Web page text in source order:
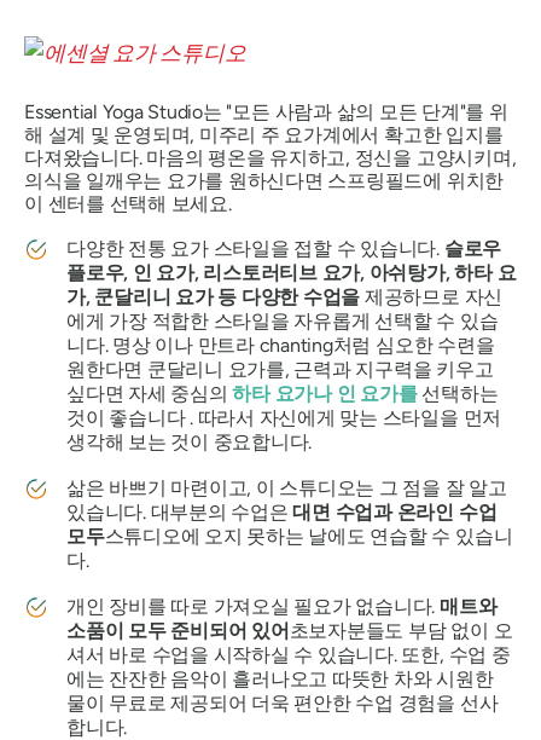
Essential Yoga Studio는 "모든 사람과 삶의 모든 단계"를 위
해 설계 및 운영되며, 미주리 주 요가계에서 확고한 입지를
다져왔습니다. 마음의 평온을 유지하고, 정신을 고양시키며,
의식을 일깨우는 요가를 원하신다면 스프링필드에 위치한
이 센터를 선택해 보세요.
다양한 전통 요가 스타일을 접할 수 있습니다. 슬로우
플로우, 인 요가, 리스토러티브 요가, 아쉬탕가, 하타 요
가, 쿤달리니 요가 등 다양한 수업을 제공하므로 자신
에게 가장 적합한 스타일을 자유롭게 선택할 수 있습
니다. 명상 이나 만트라 chanting처럼 심오한 수련을
원한다면 쿤달리니 요가를, 근력과 지구력을 키우고
싶다면 자세 중심의하타 요가나 인 요가를선택하는
것이 좋습니다 . 따라서 자신에게 맞는 스타일을 먼저
생각해 보는 것이 중요합니다.
삶은 바쁘기 마련이고, 이 스튜디오는 그 점을 잘 알고
있습니다. 대부분의 수업은대면 수업과 온라인 수업
모두스튜디오에 오지 못하는 날에도 연습할 수 있습니
다.
개인 장비를 따로 가져오실 필요가 없습니다. 매트와
소품이 모두 준비되어 있어초보자분들도 부담 없이 오
셔서 바로 수업을 시작하실 수 있습니다. 또한, 수업 중
에는 잔잔한 음악이 흘러나오고 따뜻한 차와 시원한
물이 무료로 제공되어 더욱 편안한 수업 경험을 선사
합니다.